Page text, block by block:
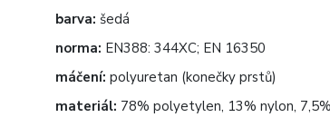
barva: šedá
norma: EN388: 344XC; EN 16350
máčení: polyuretan (konečky prstů)
materiál: 78% polyetylen, 13% nylon,